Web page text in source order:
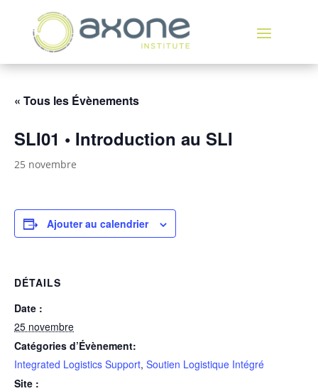
« Tous les Évènements
SLI01 • Introduction au SLI
25 novembre
Ajouter au calendrier
DÉTAILS
Date :
25 novembre
Catégories d’Évènement:
Integrated Logistics Support, Soutien Logistique Intégré
Site :